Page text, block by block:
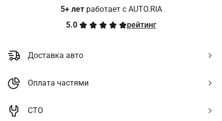
5+ лет работает с AUTO.RIA
5.0
рейтинг
Доставка авто
Оплата частями
СТО